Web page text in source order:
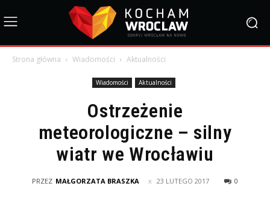
Strona główna Wiadomości Aktualności
Wiadomości Aktualności
Ostrzeżenie
meteorologiczne – silny
wiatr we Wrocławiu
PRZEZ MAŁGORZATA BRASZKA 23 LUTEGO 2017 0